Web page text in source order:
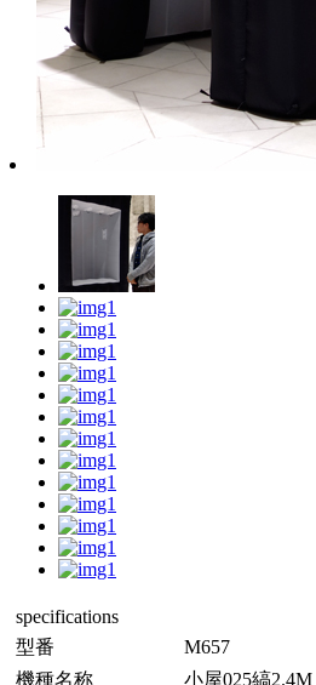
specifications
型番
M657
機種名称
小屋025縞2.4M